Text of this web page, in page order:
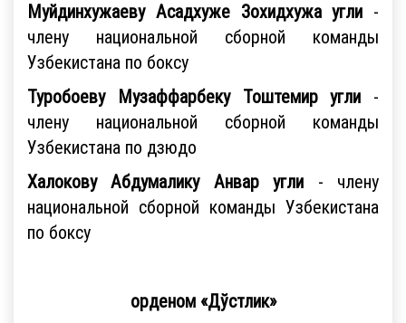
Муйдинхужаеву Асадхуже Зохидхужа угли -
члену национальной сборной команды
Узбекистана по боксу
Туробоеву Музaффaрбеку Тоштемир угли -
члену национальной сборной команды
Узбекистана по дзюдо
Халокову Абдумалику Анвар угли - члену
национальной сборной команды Узбекистана
по боксу
орденом «Дўстлик»